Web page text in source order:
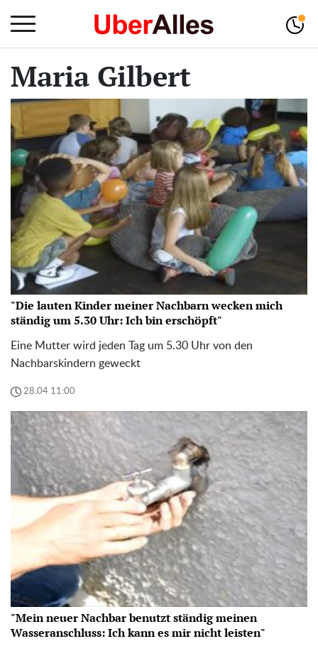
Maria Gilbert
"Die lauten Kinder meiner Nachbarn wecken mich
ständig um 5.30 Uhr: Ich bin erschöpft"
Eine Mutter wird jeden Tag um 5.30 Uhr von den
Nachbarskindern geweckt
28.04 11:00
"Mein neuer Nachbar benutzt ständig meinen
Wasseranschluss: Ich kann es mir nicht leisten"